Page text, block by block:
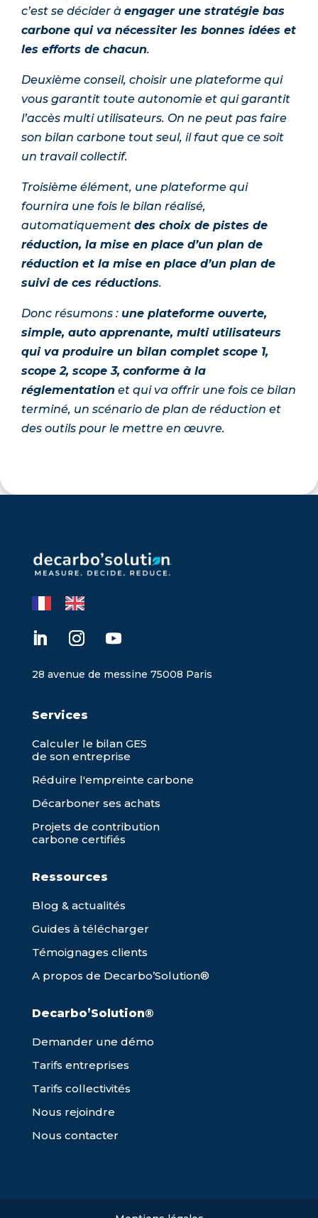
c’est se décider à engager une stratégie bas
carbone qui va nécessiter les bonnes idées et
les efforts de chacun.
Deuxième conseil, choisir une plateforme qui
vous garantit toute autonomie et qui garantit
l’accès multi utilisateurs. On ne peut pas faire
son bilan carbone tout seul, il faut que ce soit
un travail collectif.
Troisième élément, une plateforme qui
fournira une fois le bilan réalisé,
automatiquement des choix de pistes de
réduction, la mise en place d’un plan de
réduction et la mise en place d’un plan de
suivi de ces réductions.
Donc résumons : une plateforme ouverte,
simple, auto apprenante, multi utilisateurs
qui va produire un bilan complet scope 1,
scope 2, scope 3, conforme à la
réglementation et qui va offrir une fois ce bilan
terminé, un scénario de plan de réduction et
des outils pour le mettre en œuvre.
28 avenue de messine 75008 Paris
Services
Calculer le bilan GES
de son entreprise
Réduire l'empreinte carbone
Décarboner ses achats
Projets de contribution
carbone certifiés
Ressources
Blog & actualités
Guides à télécharger
Témoignages clients
A propos de Decarbo’Solution®
Decarbo’Solution®
Demander une démo
Tarifs entreprises
Tarifs collectivités
Nous rejoindre
Nous contacter